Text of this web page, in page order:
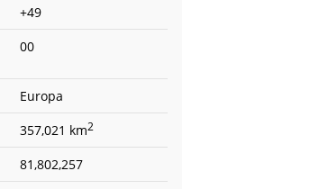
+49
00
Europa
357,021 km2
81,802,257